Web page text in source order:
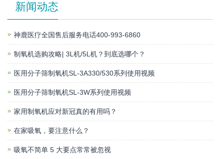
新闻动态
神鹿医疗全国售后服务电话400-993-6860
制氧机选购攻略| 3L机/5L机？到底选哪个？
医用分子筛制氧机SL-3A330/530系列使用视频
医用分子筛制氧机SL-3W系列使用视频
家用制氧机应对新冠真的有用吗？
在家吸氧，要注意什么？
吸氧不简单 5 大要点常常被忽视